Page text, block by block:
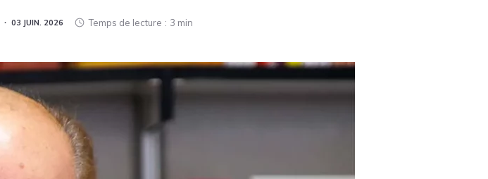
Medical News in English
03 JUIN. 2026 Temps de lecture 3 min